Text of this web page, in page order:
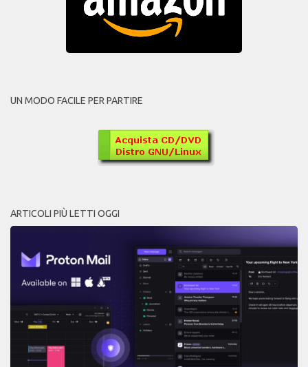
UN MODO FACILE PER PARTIRE
ARTICOLI PIÙ LETTI OGGI